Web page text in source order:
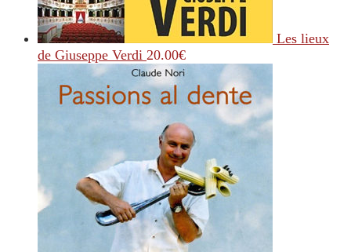
Les lieux
de Giuseppe Verdi 20.00€